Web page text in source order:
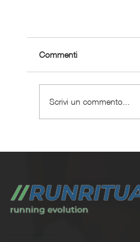
Commenti
Scrivi un commento...